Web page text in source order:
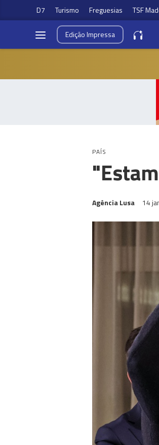
D7 Turismo Freguesias TSF
EdiçãoImpressa
PAÍS
Agência Lusa 14